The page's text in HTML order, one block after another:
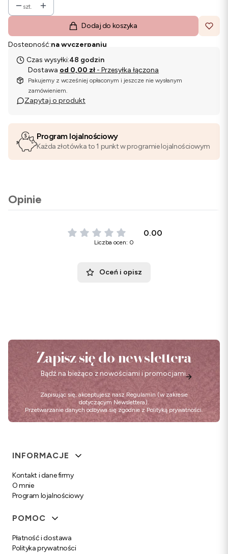
szt.
Dodaj do koszyka
Dostępność:na wyczerpaniu
Czas wysyłki:48 godzin
Dostawa od 0,00 zł - Przesyłka łączona
Pakujemy z wcześniej opłaconym i jeszcze nie wysłanym
zamówieniem.
Zapytaj o produkt
Program lojalnościowy
Każda złotówka to 1 punkt w programie lojalnościowym
Opinie
0.00
Liczba ocen: 0
Oceń i opisz
Zapisz się do newslettera
Bądź na bieżąco z nowościami i promocjami.
Zapisując się, akceptujesz nasz Regulamin (w zakresie
dotyczącym Newslettera).
Przetwarzanie danych odbywa się zgodnie z Polityką prywatności.
Linki w stopce
INFORMACJE
Kontakt i dane firmy
O mnie
Program lojalnościowy
POMOC
Płatność i dostawa
Polityka prywatności